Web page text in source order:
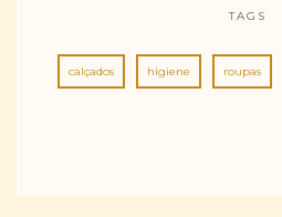
TAGS
calçados higiene roupas